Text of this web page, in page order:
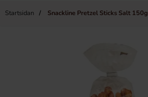
Startsidan Snackline Pretzel Sticks Salt 150g